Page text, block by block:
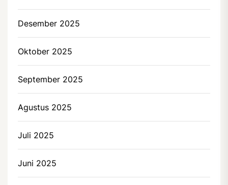
Desember 2025
Oktober 2025
September 2025
Agustus 2025
Juli 2025
Juni 2025